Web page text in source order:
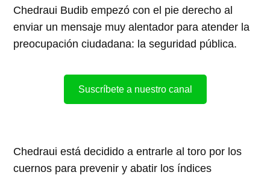
Chedraui Budib empezó con el pie derecho al
enviar un mensaje muy alentador para atender la
preocupación ciudadana: la seguridad pública.
Suscríbete a nuestro canal
Chedraui está decidido a entrarle al toro por los
cuernos para prevenir y abatir los índices